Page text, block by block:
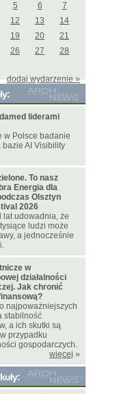
5 6
7
12 13
14
19 20
21
26 27
28
dodaj wydarzenie »
liderami
w Polsce badanie
bazie AI Visibility
To nasz
Energia dla
Olsztyn
2026
lat udowadnia, że
ludzi może
a jednocześnie
w
działalności
Jak chronić
najpoważniejszych
stabilność
a ich skutki są
przypadku
gospodarczych.
więcej »